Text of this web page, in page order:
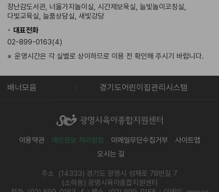
장난감도서관, 너울가지놀이실, 시간제보육실, 늘빛놀이코칭실,
다빛교육실, 늘품상담실, 새빛강당
대표전화
02-899-0163(4)
운영시간은 각 실별로 상이하므로 이용 전 확인해 주시기 바랍니다.
배너모음
시청 경기도어린이집관리시스템
이용약관 개인정보 처리방침 이메일무단수집거부
사이트맵
오시는 길
주소 (14333) 경기도 광명시 성채로 78번길 7
(소하동) 광명시육아종합지원센터